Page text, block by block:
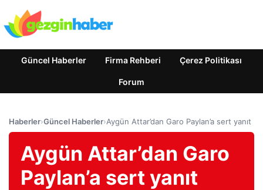
Güncel Haberler Firma Rehberi Çerez Politikası
Forum
Haberler›Güncel Haberler›Aygün Attar’dan Garo Paylan’a sert yanıt
Aygün Attar’dan Garo
Paylan’a sert yanıt